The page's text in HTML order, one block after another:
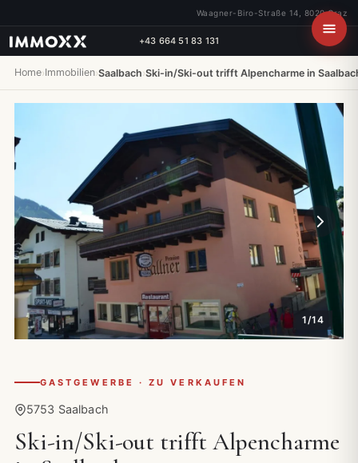
Waagner-Biro-Straße 14, 8020 Graz
+43 664 51 83 131
Home›Immobilien›Saalbach›Ski-in/Ski-out trifft Alpencharme in
1/14
GASTGEWERBE · ZU VERKAUFEN
5753 Saalbach
Ski-in/Ski-out trifft Alpencharme